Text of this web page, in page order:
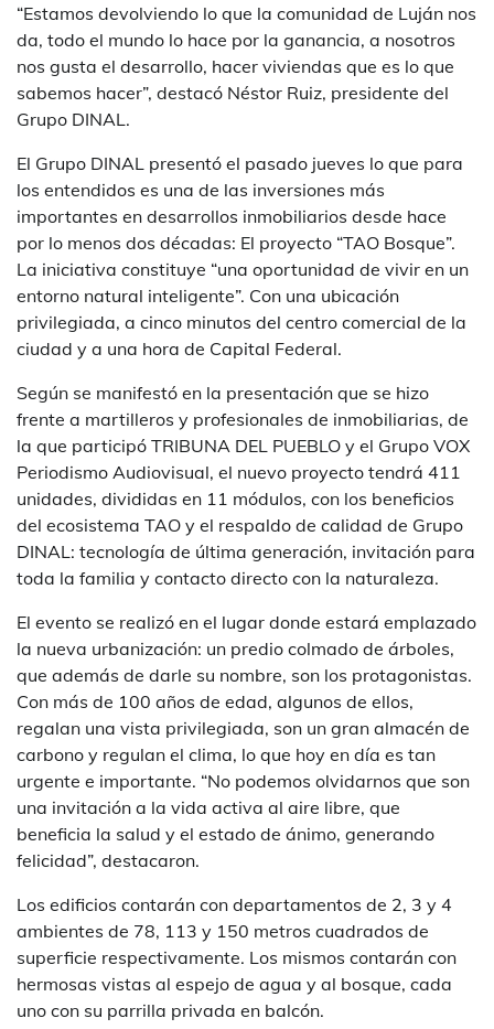
“Estamos devolviendo lo que la comunidad de Luján nos
da, todo el mundo lo hace por la ganancia, a nosotros
nos gusta el desarrollo, hacer viviendas que es lo que
sabemos hacer”, destacó Néstor Ruiz, presidente del
Grupo DINAL.
El Grupo DINAL presentó el pasado jueves lo que para
los entendidos es una de las inversiones más
importantes en desarrollos inmobiliarios desde hace
por lo menos dos décadas: El proyecto “TAO Bosque”.
La iniciativa constituye “una oportunidad de vivir en un
entorno natural inteligente”. Con una ubicación
privilegiada, a cinco minutos del centro comercial de la
ciudad y a una hora de Capital Federal.
Según se manifestó en la presentación que se hizo
frente a martilleros y profesionales de inmobiliarias, de
la que participó TRIBUNA DEL PUEBLO y el Grupo VOX
Periodismo Audiovisual, el nuevo proyecto tendrá 411
unidades, divididas en 11 módulos, con los beneficios
del ecosistema TAO y el respaldo de calidad de Grupo
DINAL: tecnología de última generación, invitación para
toda la familia y contacto directo con la naturaleza.
El evento se realizó en el lugar donde estará emplazado
la nueva urbanización: un predio colmado de árboles,
que además de darle su nombre, son los protagonistas.
Con más de 100 años de edad, algunos de ellos,
regalan una vista privilegiada, son un gran almacén de
carbono y regulan el clima, lo que hoy en día es tan
urgente e importante. “No podemos olvidarnos que son
una invitación a la vida activa al aire libre, que
beneficia la salud y el estado de ánimo, generando
felicidad”, destacaron.
Los edificios contarán con departamentos de 2, 3 y 4
ambientes de 78, 113 y 150 metros cuadrados de
superficie respectivamente. Los mismos contarán con
hermosas vistas al espejo de agua y al bosque, cada
uno con su parrilla privada en balcón.